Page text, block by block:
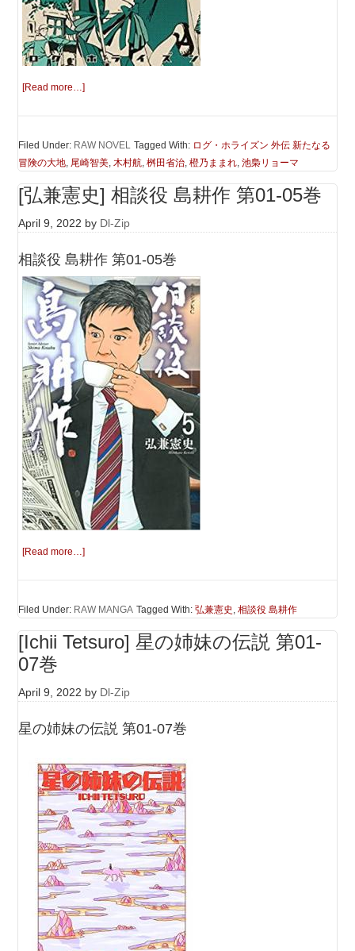
[Read more…]
Filed Under: RAW NOVEL Tagged With: ログ・ホライズン 外伝 新たなる
冒険の大地, 尾崎智美,木村航,桝田省治,橙乃ままれ,池梟リョーマ
[弘兼憲史] 相談役 島耕作 第01-05巻
April 9, 2022 by Dl-Zip
相談役 島耕作 第01-05巻
[Read more…]
Filed Under: RAW MANGA Tagged With:弘兼憲史 ,相談役 島耕作
[Ichii Tetsuro] 星の姉妹の伝説 第01-
07巻
April 9, 2022 by Dl-Zip
星の姉妹の伝説 第01-07巻